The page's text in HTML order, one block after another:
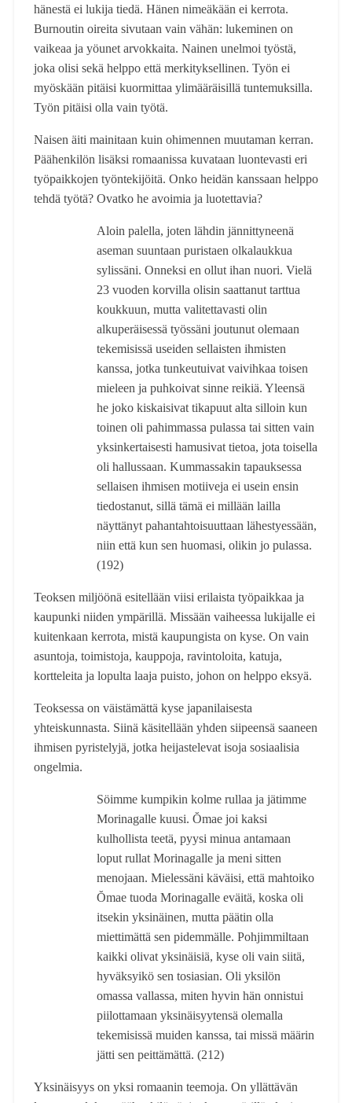
hänestä ei lukija tiedä. Hänen nimeäkään ei kerrota.
Burnoutin oireita sivutaan vain vähän: lukeminen on
vaikeaa ja yöunet arvokkaita. Nainen unelmoi työstä,
joka olisi sekä helppo että merkityksellinen. Työn ei
myöskään pitäisi kuormittaa ylimääräisillä tuntemuksilla.
Työn pitäisi olla vain työtä.
Naisen äiti mainitaan kuin ohimennen muutaman kerran.
Päähenkilön lisäksi romaanissa kuvataan luontevasti eri
työpaikkojen työntekijöitä. Onko heidän kanssaan helppo
tehdä työtä? Ovatko he avoimia ja luotettavia?
Aloin palella, joten lähdin jännittyneenä
aseman suuntaan puristaen olkalaukkua
sylissäni. Onneksi en ollut ihan nuori. Vielä
23 vuoden korvilla olisin saattanut tarttua
koukkuun, mutta valitettavasti olin
alkuperäisessä työssäni joutunut olemaan
tekemisissä useiden sellaisten ihmisten
kanssa, jotka tunkeutuivat vaivihkaa toisen
mieleen ja puhkoivat sinne reikiä. Yleensä
he joko kiskaisivat tikapuut alta silloin kun
toinen oli pahimmassa pulassa tai sitten vain
yksinkertaisesti hamusivat tietoa, jota toisella
oli hallussaan. Kummassakin tapauksessa
sellaisen ihmisen motiiveja ei usein ensin
tiedostanut, sillä tämä ei millään lailla
näyttänyt pahantahtoisuuttaan lähestyessään,
niin että kun sen huomasi, olikin jo pulassa.
(192)
Teoksen miljöönä esitellään viisi erilaista työpaikkaa ja
kaupunki niiden ympärillä. Missään vaiheessa lukijalle ei
kuitenkaan kerrota, mistä kaupungista on kyse. On vain
asuntoja, toimistoja, kauppoja, ravintoloita, katuja,
kortteleita ja lopulta laaja puisto, johon on helppo eksyä.
Teoksessa on väistämättä kyse japanilaisesta
yhteiskunnasta. Siinä käsitellään yhden siipeensä saaneen
ihmisen pyristelyjä, jotka heijastelevat isoja sosiaalisia
ongelmia.
Söimme kumpikin kolme rullaa ja jätimme
Morinagalle kuusi. Ŏmae joi kaksi
kulhollista teetä, pyysi minua antamaan
loput rullat Morinagalle ja meni sitten
menojaan. Mielessäni käväisi, että mahtoiko
Ŏmae tuoda Morinagalle eväitä, koska oli
itsekin yksinäinen, mutta päätin olla
miettimättä sen pidemmälle. Pohjimmiltaan
kaikki olivat yksinäisiä, kyse oli vain siitä,
hyväksyikö sen tosiasian. Oli yksilön
omassa vallassa, miten hyvin hän onnistui
piilottamaan yksinäisyytensä olemalla
tekemisissä muiden kanssa, tai missä määrin
jätti sen peittämättä. (212)
Yksinäisyys on yksi romaanin teemoja. On yllättävän